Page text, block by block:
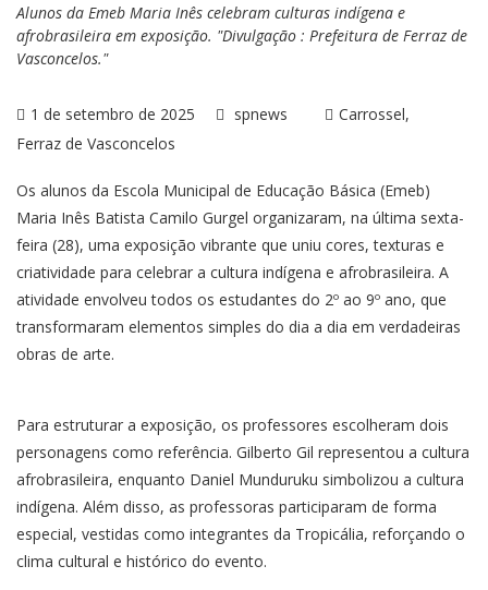
Alunos da Emeb Maria Inês celebram culturas indígena e
afrobrasileira em exposição. "Divulgação : Prefeitura de Ferraz de
Vasconcelos."
1 de setembro de 2025 spnews
Carrossel
Ferraz de Vasconcelos
Os alunos da Escola Municipal de Educação Básica (Emeb)
Maria Inês Batista Camilo Gurgel organizaram, na última sexta-
feira (28), uma exposição vibrante que uniu cores, texturas e
criatividade para celebrar a cultura indígena e afrobrasileira. A
atividade envolveu todos os estudantes do 2º ao 9º ano, que
transformaram elementos simples do dia a dia em verdadeiras
obras de arte.
Para estruturar a exposição, os professores escolheram dois
personagens como referência. Gilberto Gil representou a cultura
afrobrasileira, enquanto Daniel Munduruku simbolizou a cultura
indígena. Além disso, as professoras participaram de forma
especial, vestidas como integrantes da Tropicália, reforçando o
clima cultural e histórico do evento.